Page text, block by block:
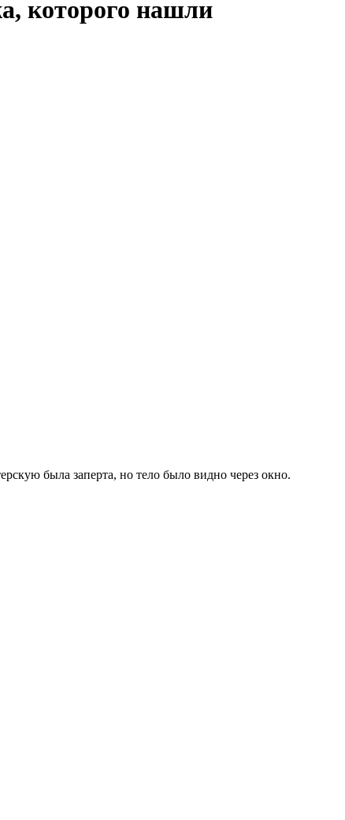
которого нашли
была заперта, но тело было видно через окно.